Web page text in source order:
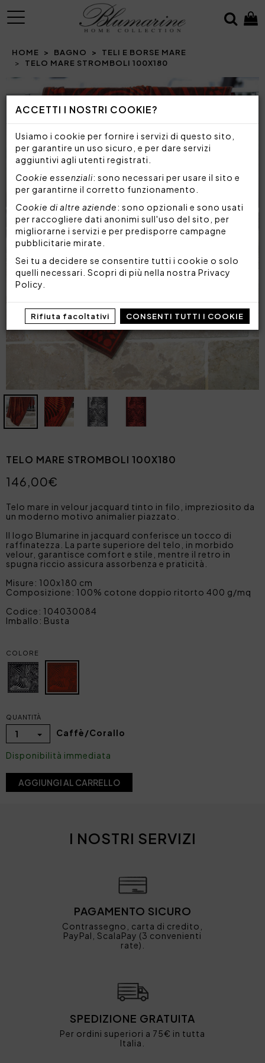
ACCETTI I NOSTRI COOKIE?
Usiamo i cookie per fornire i servizi di questo sito,
per garantire un uso sicuro, e per dare servizi
aggiuntivi agli utenti registrati.
Cookie essenziali: sono necessari per usare il sito e
per garantirne il corretto funzionamento.
Cookie di altre aziende: sono opzionali e sono usati
per raccogliere dati anonimi sull'uso del sito, per
migliorarne i servizi e per predisporre campagne
pubblicitarie mirate.
Sei tu a decidere se consentire tutti i cookie o solo
quelli necessari. Scopri di più nella nostra Privacy
Policy
Rifiuta facoltativi CONSENTI TUTTI I COOKIE
MENU
HOME BAGNO
TELI E BORSE MARE
TELO MARE STROMBOLI 100X180
Prev
TELO MARE STROMBOLI 100X180
146,00€
Telo mare in velour jacquard tinto in filo, impreziosito da
un moderno motivo animalier piazzato.
Il logo Blumarine in jacquard conferisce un tocco di
raffinatezza. La parte superiore del telo, in morbido
velour, garantisce comfort e stile, mentre il retro in
spugna riccio assicura assorbenza e praticità.
Misure: 100x180 cm
Composizione: 100% cotone doppio ritorto 400 g/mq
Codice: 104030084
Imballo: Busta
COLORE
QUANTITÀ
1 Caffè/Corallo
Disponibilità immediata
AGGIUNGI AL CARRELLO
I NOSTRI SERVIZI
PAGAMENTO SICURO
Contrassegno, carta di credito,
PayPal, ScalaPay (3 convenienti
rate).
SPEDIZIONE GRATUITA
Per ordini superiori a 75€ in tutta
Italia.